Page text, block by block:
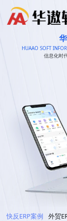
HUAAO SOFT
信息化时
快反ERP案例 外贸